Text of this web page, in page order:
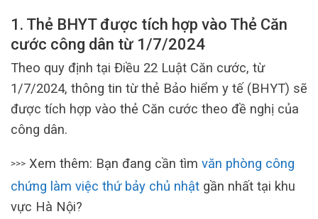
1. Thẻ BHYT được tích hợp vào Thẻ Căn
cước công dân từ 1/7/2024
Theo quy định tại Điều 22 Luật Căn cước, từ
1/7/2024, thông tin từ thẻ Bảo hiểm y tế (BHYT) sẽ
được tích hợp vào thẻ Căn cước theo đề nghị của
công dân.
>>> Xem thêm: Bạn đang cần tìm văn phòng công
chứng làm việc thứ bảy chủ nhật gần nhất tại khu
vực Hà Nội?